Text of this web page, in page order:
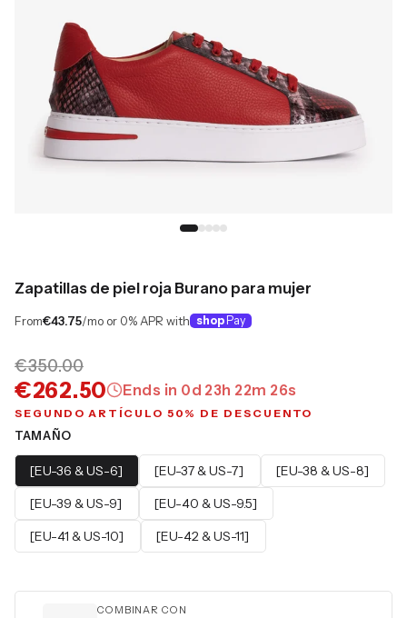
Zapatillas de piel roja Burano para mujer
From€43.75/mo or 0% APR with shop Pay
€350.00
€262.50 Ends in 0d 23h 22m 25s
SEGUNDO ARTÍCULO 50% DE DESCUENTO
TAMAÑO
[EU-36 & US-6] [EU-37 & US-7]
[EU-38 & US-8]
[EU-39 & US-9]
[EU-40 & US-9.5]
[EU-41 & US-10]
[EU-42 & US-11]
COMBINAR CON